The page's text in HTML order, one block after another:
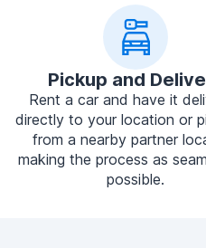
Pickup and
Rent a car and have it
directly to your location or
from a nearby partner
making the process as
possible.